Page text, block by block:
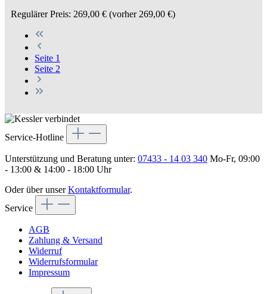
Regulärer Preis: 269,00 € (vorher 269,00 €)
Seite 1
Seite 2
Service-Hotline
Unterstützung und Beratung unter: 07433 - 14 03 340 Mo-Fr, 09:00
- 13:00 & 14:00 - 18:00 Uhr
Oder über unserKontaktformular.
Service
AGB
Zahlung & Versand
Widerruf
Widerrufsformular
Impressum